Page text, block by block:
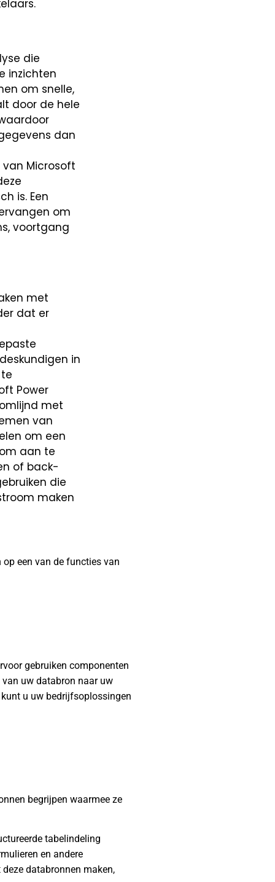
die
inzichten
om snelle,
door de hele
dan
Microsoft
is. Een
om
voortgang
met
dat er
in
Power
met
van
om een
aan te
of back-
die
maken
een van de functies van
gebruiken componenten
uw databron naar uw
u uw bedrijfsoplossingen
begrijpen waarmee ze
tabelindeling
en andere
databronnen maken,